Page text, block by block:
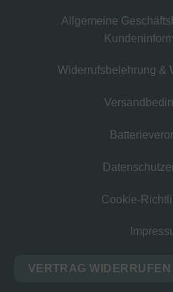
Allgemeine
Widerrufsbelehrung &
Cookie-
VERTRAG WIDERRUFEN